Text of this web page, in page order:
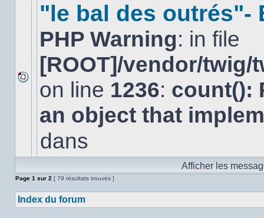
Aucun
nouveau
message
non-
dans
"le bal des outrés"-
PHP Warning: in file
[ROOT]/vendor/
on line 1236: count():
an object that
dans
Afficher les
Page 1 sur 2 [ 79 résultats trouvés ]
Index du forum